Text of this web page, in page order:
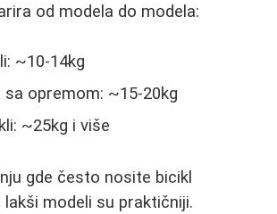
od modela do modela:
~10-14kg
sa opremom: ~15-20kg
~25kg i više
gde često nosite bicikl
modeli su praktičniji.